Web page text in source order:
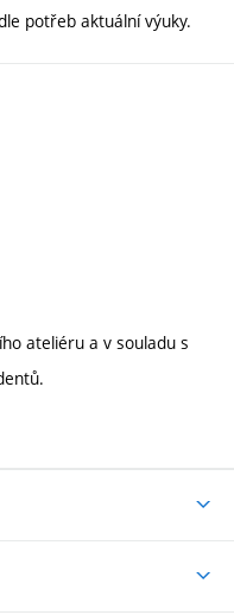
potřeb aktuální výuky.
ateliéru a v souladu s